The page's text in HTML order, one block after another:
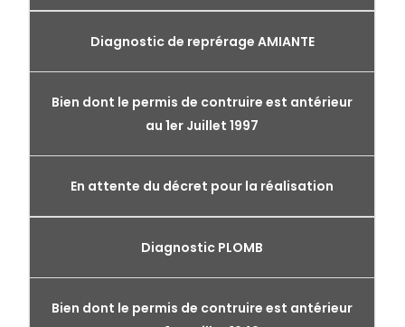
Diagnostic de reprérage AMIANTE
Bien dont le permis de contruire est antérieur
au 1er Juillet 1997
En attente du décret pour la réalisation
Diagnostic PLOMB
Bien dont le permis de contruire est antérieur